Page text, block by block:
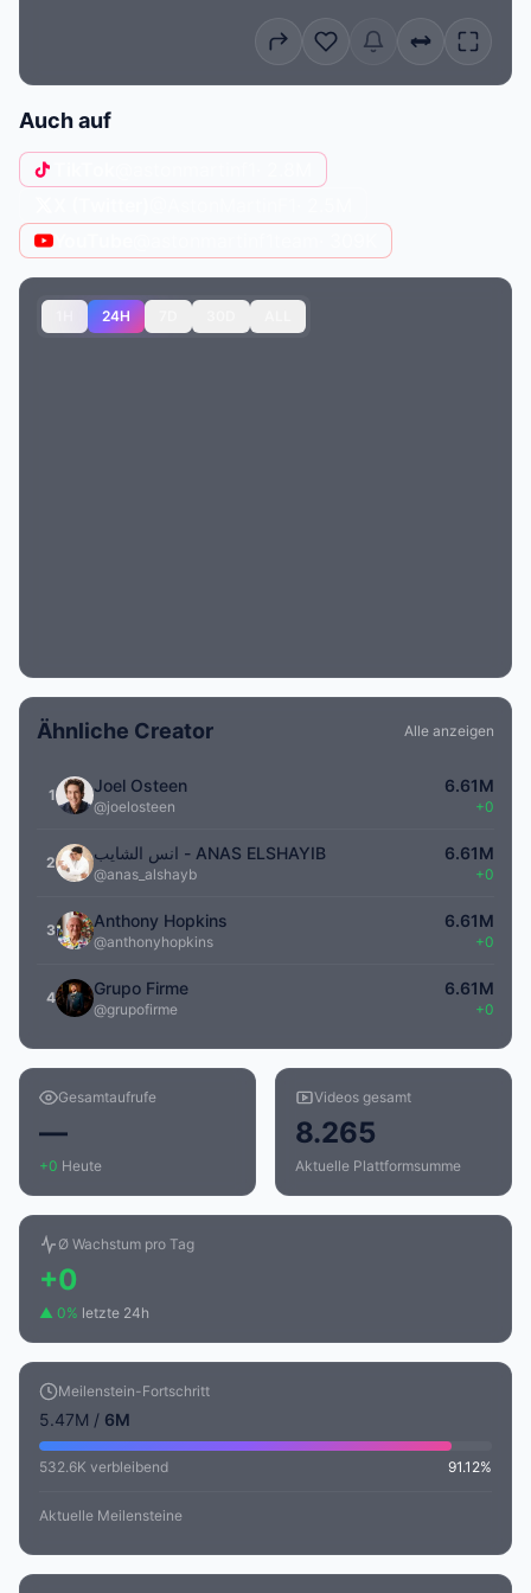
Auch auf
24H
Ähnliche Creator Alle anzeigen
1 Joel Osteen
@joelosteen
6.61M
+0
2 انس الشايب - ANAS ELSHAYIB
@anas_alshayb
6.61M
+0
3 Anthony Hopkins
@anthonyhopkins
6.61M
+0
4 Grupo Firme
@grupofirme
6.61M
+0
Gesamtaufrufe
—
+0 Heute
Videos gesamt
8.265
Aktuelle Plattformsumme
Ø Wachstum pro Tag
+0
▲ 0% letzte 24h
Meilenstein-Fortschritt
5.47M / 6M
532.6K verbleibend 91.12%
Aktuelle Meilensteine